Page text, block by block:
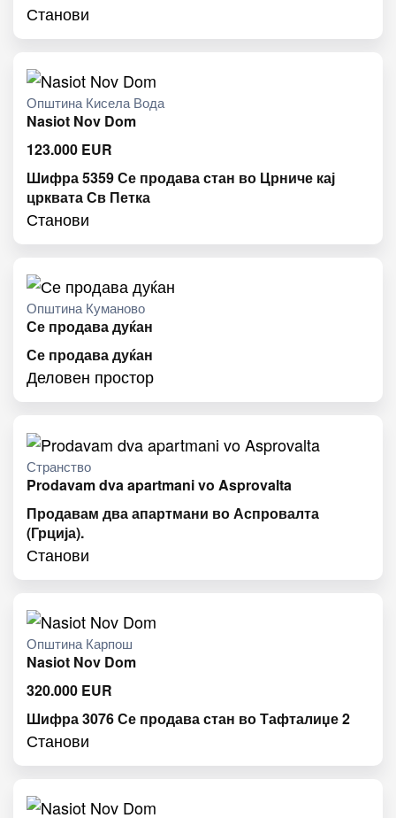
Станови
Општина Кисела Вода
Nasiot Nov Dom
123.000 EUR
Шифра 5359 Се продава стан во Црниче кај
црквата Св Петка
Станови
Општина Куманово
Се продава дуќан
Се продава дуќан
Деловен простор
Странство
Prodavam dva apartmani vo Asprovalta
Продавам два апартмани во Аспровалта
(Грција).
Станови
Општина Карпош
Nasiot Nov Dom
320.000 EUR
Шифра 3076 Се продава стан во Тафталиџе 2
Станови